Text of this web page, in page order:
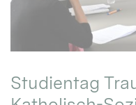
Studientag